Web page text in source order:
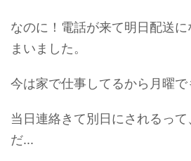
なのに！電話が来て明日配送
まいました。
今は家で仕事してるから月曜
当日連絡きて別日にされるっ
だ...